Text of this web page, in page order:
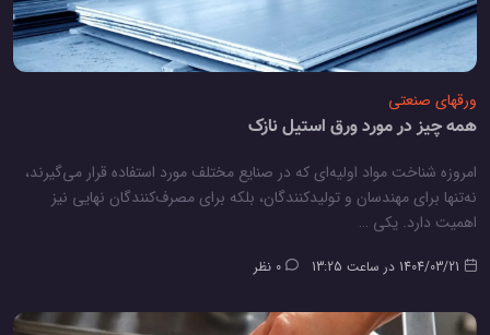
ورقهای صنعتی
همه چیز در مورد ورق استیل نازک
امروزه شناخت مواد اولیه‌ای که در صنایع مختلف مورد استفاده قرار می‌گیرند،
نه‌تنها برای مهندسان و تولیدکنندگان، بلکه برای مصرف‌کنندگان نهایی نیز
اهمیت دارد. یکی …
1404/03/21 در ساعت 13:25 0 نظر